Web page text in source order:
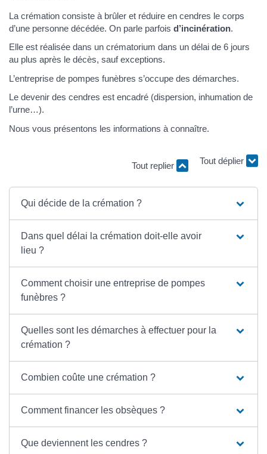
La crémation consiste à brûler et réduire en cendres le corps
d’une personne décédée. On parle parfois d’incinération.
Elle est réalisée dans un crématorium dans un délai de 6 jours
au plus après le décès, sauf exceptions.
L’entreprise de pompes funèbres s’occupe des démarches.
Le devenir des cendres est encadré (dispersion, inhumation de
l’urne…).
Nous vous présentons les informations à connaître.
Tout replier
Tout déplier
Qui décide de la crémation ?
Dans quel délai la crémation doit-elle avoir
lieu ?
Comment choisir une entreprise de pompes
funèbres ?
Quelles sont les démarches à effectuer pour la
crémation ?
Combien coûte une crémation ?
Comment financer les obsèques ?
Que deviennent les cendres ?